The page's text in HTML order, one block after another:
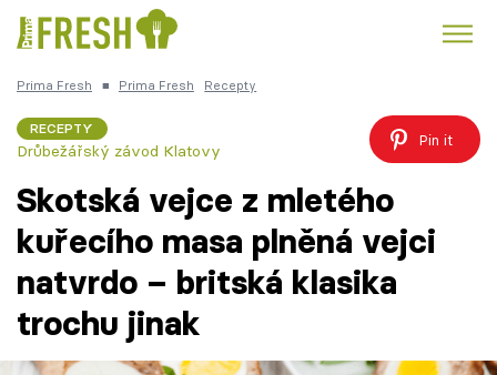
Česká kuchyně Čokoláda
Témata
Prima Fresh ■ Prima Fresh Recepty
RECEPTY
Drůbežářský závod Klatovy
Pin it
Skotská vejce z mletého
kuřecího masa plněná vejci
natvrdo – britská klasika
trochu jinak